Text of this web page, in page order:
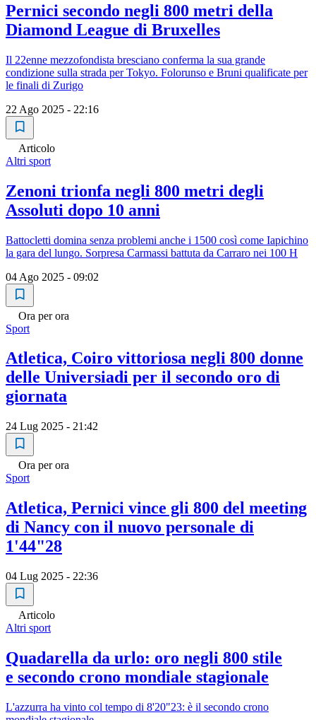
Pernici secondo negli 800 metri della
Diamond League di Bruxelles
Il 22enne mezzofondista bresciano conferma la sua grande
condizione sulla strada per Tokyo. Folorunso e Bruni qualificate per
le finali di Zurigo
22 Ago 2025 - 22:16
Articolo
Altri sport
Zenoni trionfa negli 800 metri degli
Assoluti dopo 10 anni
Battocletti domina senza problemi anche i 1500 così come Iapichino
la gara del lungo. Sorpresa Carmassi battuta da Carraro nei 100 H
04 Ago 2025 - 09:02
Ora per ora
Sport
Atletica, Coiro vittoriosa negli 800 donne
delle Universiadi per il secondo oro di
giornata
24 Lug 2025 - 21:42
Ora per ora
Sport
Atletica, Pernici vince gli 800 del meeting
di Nancy con il nuovo personale di
1'44"28
04 Lug 2025 - 22:36
Articolo
Altri sport
Quadarella da urlo: oro negli 800 stile
e secondo crono mondiale stagionale
L'azzurra ha vinto col tempo di 8'20"23: è il secondo crono